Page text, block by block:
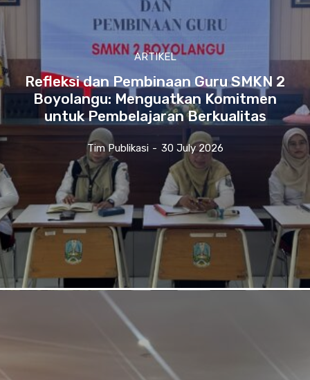
ARTIKEL
Refleksi dan Pembinaan Guru SMKN 2
Boyolangu: Menguatkan Komitmen
untuk Pembelajaran Berkualitas
Tim Publikasi - 30 July 2026